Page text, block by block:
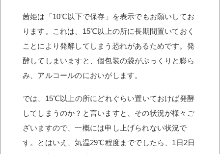
茜姫は「10℃以下で保存」を表示でもお願いしてお
ります。これは、15℃以上の所に長期間置いておく
ことにより発酵してしまう恐れがあるためです。発
酵してしまいますと、個包装の袋がぷっくりと膨ら
み、アルコールのにおいがします。
では、15℃以上の所にどれぐらい置いておけば発酵
してしまうのか？と言いますと、その状況が様々ご
ざいますので、一概には申し上げられない状況で
す。とはいえ、気温29℃程度まででしたら、1日2日